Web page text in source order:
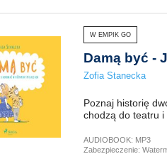
W EMPIK GO
Damą być -
Zofia Stanecka
Poznaj historię
chodzą do teatru i
AUDIOBOOK: MP3
Zabezpieczenie: